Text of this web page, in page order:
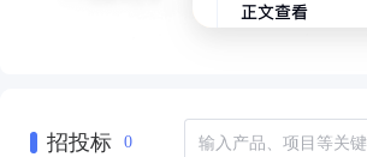
招投标 0